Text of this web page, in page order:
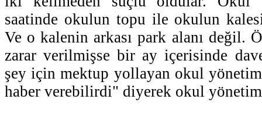
saatinde okulun topu ile okulun
Ve o kalenin arkası park alanı değil.
zarar verilmişse bir ay içerisinde
şey için mektup yollayan okul
haber verebilirdi" diyerek okul